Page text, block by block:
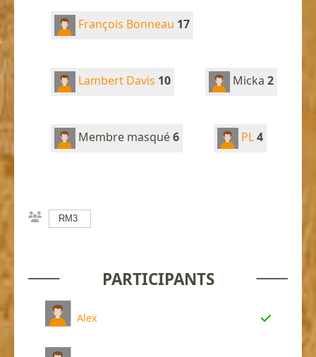
François Bonneau 17
Lambert Davis 10 Micka 2
Membre masqué6 PL4
RM3
PARTICIPANTS
Alex